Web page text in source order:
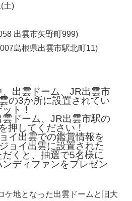
土)
出雲市矢野町999)
島根県出雲市駅北町11)
出雲ドーム、JR出雲市
の3か所に設置されてい
ト！
ドーム、JR出雲市駅の
押してください！
イ出雲での鑑賞情報を
ョイ出雲に設置された
くと、抽選で5名様に
ディファンをプレゼン
ケ地となった出雲ドームと旧大